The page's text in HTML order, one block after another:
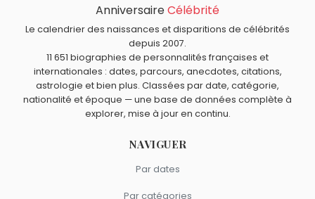
,Pina Bausch Victor Willis
comme Buddy Hackett.
Quels acteurs américains sont nés en 1924 comme
Dorothy Malone,Eva Marie Saint
BrandoetGuy Williamssont nés en 1924.
Quels acteurs sont nés à New York comme Buddy Hackett
Timothée Chalamet,Sylvester Stallone,Tanya Roberts
Tony CurtisetChristopher Reevesont nés àNew York
Quels acteurs américains sont du signe Vierge comme
Buddy Hackett ?
Raquel Welch Dick York
sont du signe Vierge.
AnniversaireCélébrité
Le calendrier des naissances et disparitions de célébrités
depuis 2007.
11 651 biographies de personnalités françaises et
internationales : dates, parcours, anecdotes, citations,
astrologie et bien plus. Classées par date, catégorie,
nationalité et époque — une base de données complète à
explorer, mise à jour en continu.
NAVIGUER
Par dates
Par catégories